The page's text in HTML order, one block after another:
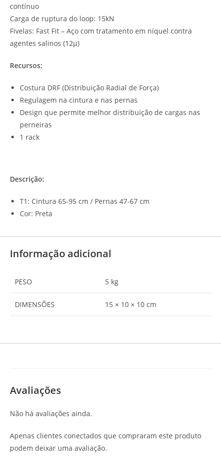
contínuo
Carga de ruptura do loop: 15kN
Fivelas: Fast Fit – Aço com tratamento em níquel contra
agentes salinos (12µ)
Recursos:
Costura DRF (Distribuição Radial de Força)
Regulagem na cintura e nas pernas
Design que permite melhor distribuição de cargas nas
perneiras
1 rack
Descrição:
T1: Cintura 65-95 cm / Pernas 47-67 cm
Cor: Preta
Informação adicional
PESO 5 kg
DIMENSÕES 15 × 10 × 10 cm
Avaliações
Não há avaliações ainda.
Apenas clientes conectados que compraram este produto
podem deixar uma avaliação.